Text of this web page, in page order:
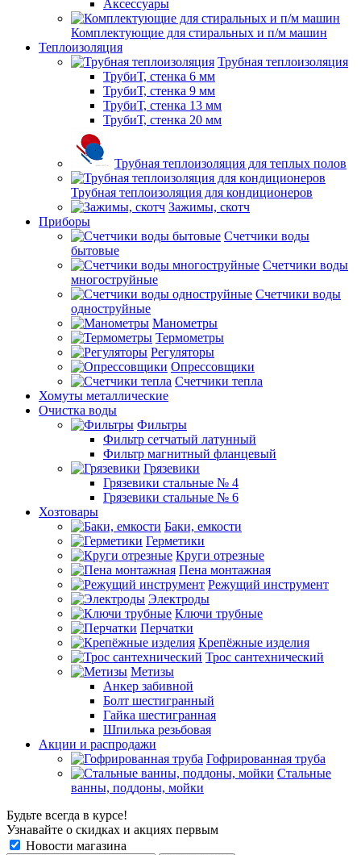
Аксессуары
Комплектующие для стиральных и п/м машин
Теплоизоляция
Трубная теплоизоляция
ТрубиТ, стенка 6 мм
ТрубиТ, стенка 9 мм
ТрубиТ, стенка 13 мм
ТрубиТ, стенка 20 мм
Трубная теплоизоляция для теплых полов
Трубная теплоизоляция для кондиционеров
Зажимы, скотч
Приборы
Счетчики воды
бытовые
Счетчики воды
многоструйные
Счетчики воды
одноструйные
Манометры
Термометры
Регуляторы
Опрессовщики
Счетчики тепла
Хомуты металлические
Очистка воды
Фильтры
Фильтр сетчатый латунный
Фильтр магнитный фланцевый
Грязевики
Грязевики стальные № 4
Грязевики стальные № 6
Хозтовары
Баки, емкости
Герметики
Круги отрезные
Пена монтажная
Режущий инструмент
Электроды
Ключи трубные
Перчатки
Крепёжные изделия
Трос сантехнический
Метизы
Анкер забивной
Болт шестигранный
Гайка шестигранная
Шпилька резьбовая
Акции и распродажи
Гофрированная труба
Стальные
ванны, поддоны, мойки
Будьте всегда в курсе!
Узнавайте о скидках и акциях первым
Новости магазина